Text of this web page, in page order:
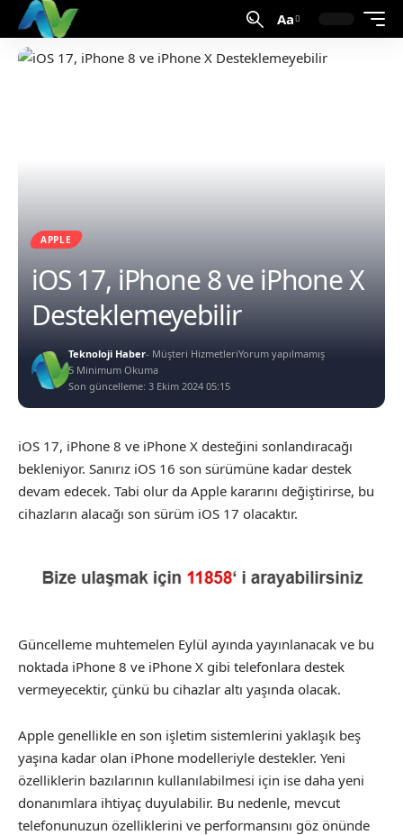
Aa
APPLE
iOS 17, iPhone 8 ve iPhone X
Desteklemeyebilir
Son güncelleme: 3 Ekim 2024 05:15
Teknoloji Haber- Müşteri HizmetleriYorum yapılmamış
5 Minimum Okuma
iOS 17, iPhone 8 ve iPhone X desteğini sonlandıracağı
bekleniyor. Sanırız iOS 16 son sürümüne kadar destek
devam edecek. Tabi olur da Apple kararını değiştirirse, bu
cihazların alacağı son sürüm iOS 17 olacaktır.
Güncelleme muhtemelen Eylül ayında yayınlanacak ve bu
noktada iPhone 8 ve iPhone X gibi telefonlara destek
vermeyecektir, çünkü bu cihazlar altı yaşında olacak.
Apple genellikle en son işletim sistemlerini yaklaşık beş
yaşına kadar olan iPhone modelleriyle destekler. Yeni
özelliklerin bazılarının kullanılabilmesi için ise daha yeni
donanımlara ihtiyaç duyulabilir. Bu nedenle, mevcut
telefonunuzun özelliklerini ve performansını göz önünde